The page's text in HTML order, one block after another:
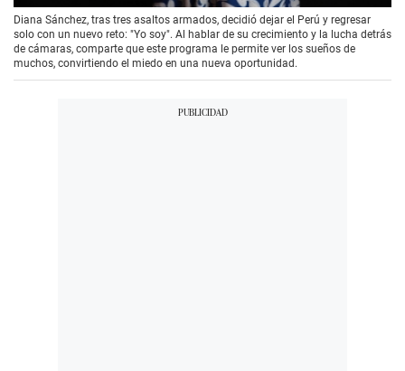
Diana Sánchez, tras tres asaltos armados, decidió dejar el Perú y regresar
solo con un nuevo reto: "Yo soy". Al hablar de su crecimiento y la lucha detrás
de cámaras, comparte que este programa le permite ver los sueños de
muchos, convirtiendo el miedo en una nueva oportunidad.